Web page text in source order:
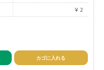
￥2
カゴに入れる